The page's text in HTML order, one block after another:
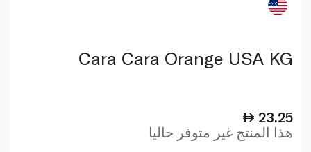
Cara Cara Orange USA KG
23.25
هذا المنتج غير متوفر حاليا